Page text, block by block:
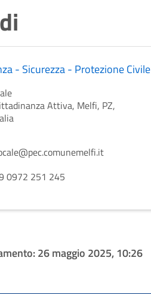
- Sicurezza - Protezione Civile
Attiva, Melfi, PZ,
0972 251 245
26 maggio 2025, 10:26